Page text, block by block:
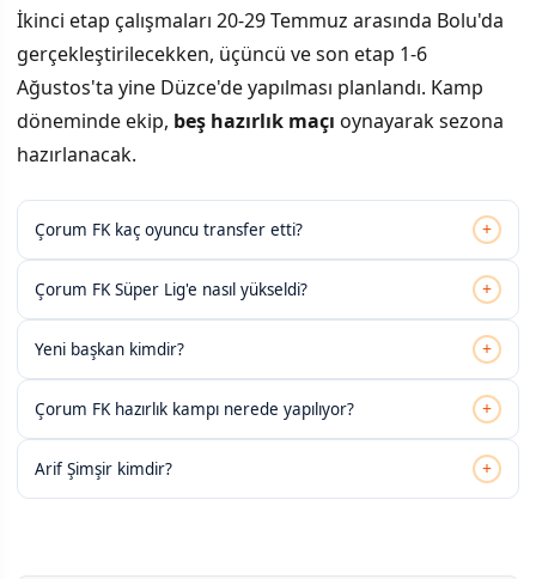
İkinci etap çalışmaları 20-29 Temmuz arasında Bolu'da
gerçekleştirilecekken, üçüncü ve son etap 1-6
Ağustos'ta yine Düzce'de yapılması planlandı. Kamp
döneminde ekip, beş hazırlık maçı oynayarak sezona
hazırlanacak.
Çorum FK kaç oyuncu transfer etti? +
Çorum FK Süper Lig'e nasıl yükseldi? +
Yeni başkan kimdir? +
Çorum FK hazırlık kampı nerede yapılıyor? +
Arif Şimşir kimdir? +